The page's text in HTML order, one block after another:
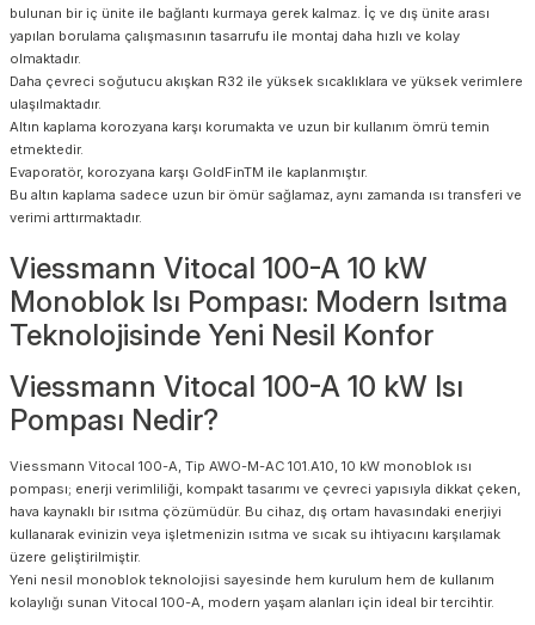
bulunan bir iç ünite ile bağlantı kurmaya gerek kalmaz. İç ve dış ünite arası
yapılan borulama çalışmasının tasarrufu ile montaj daha hızlı ve kolay
olmaktadır.
Daha çevreci soğutucu akışkan R32 ile yüksek sıcaklıklara ve yüksek verimlere
ulaşılmaktadır.
Altın kaplama korozyana karşı korumakta ve uzun bir kullanım ömrü temin
etmektedir.
Evaporatör, korozyana karşı GoldFinTM ile kaplanmıştır.
Bu altın kaplama sadece uzun bir ömür sağlamaz, aynı zamanda ısı transferi ve
verimi arttırmaktadır.
Viessmann Vitocal 100-A 10 kW
Monoblok Isı Pompası: Modern Isıtma
Teknolojisinde Yeni Nesil Konfor
Viessmann Vitocal 100-A 10 kW Isı
Pompası Nedir?
Viessmann Vitocal 100-A, Tip AWO-M-AC 101.A10, 10 kW monoblok ısı
pompası; enerji verimliliği, kompakt tasarımı ve çevreci yapısıyla dikkat çeken,
hava kaynaklı bir ısıtma çözümüdür. Bu cihaz, dış ortam havasındaki enerjiyi
kullanarak evinizin veya işletmenizin ısıtma ve sıcak su ihtiyacını karşılamak
üzere geliştirilmiştir.
Yeni nesil monoblok teknolojisi sayesinde hem kurulum hem de kullanım
kolaylığı sunan Vitocal 100-A, modern yaşam alanları için ideal bir tercihtir.